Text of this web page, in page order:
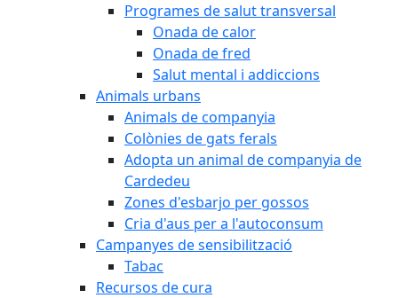
Programes de salut transversal
Onada de calor
Onada de fred
Salut mental i addiccions
Animals urbans
Animals de companyia
Colònies de gats ferals
Adopta un animal de companyia de
Cardedeu
Zones d'esbarjo per gossos
Cria d'aus per a l'autoconsum
Campanyes de sensibilització
Tabac
Recursos de cura